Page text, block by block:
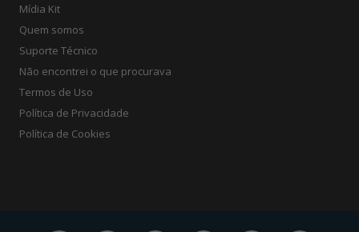
Mídia Kit
Quem somos
Suporte Técnico
Não encontrei o que procurava
Termos de Uso
Política de Privacidade
Política de Cookies